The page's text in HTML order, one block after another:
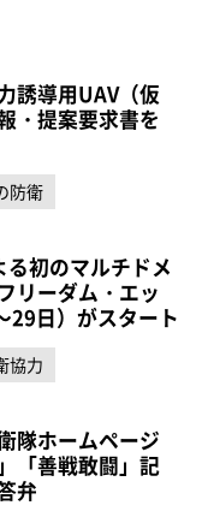
誘導用UAV（仮
・提案要求書を
防衛
初のマルチドメ
リーダム・エッ
29日）がスタート
協力
隊ホームページ
「善戦敢闘」記
弁